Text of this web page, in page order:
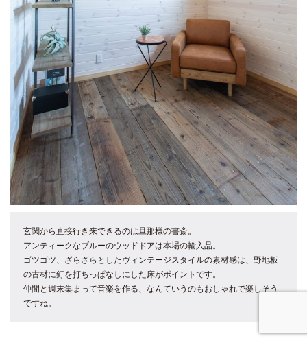
玄関から直接行き来できるのは旦那様の書斎。
アンティークなブルーのウッドドアは本場の輸入品。
ゴツゴツ、ざらざらとしたヴィンテージスタイルの素材感は、野地板
の古材に釘を打ちっぱなしにした床がポイントです。
仲間と週末集まって音楽を作る、なんていうのもおしゃれで楽しそう
ですね。